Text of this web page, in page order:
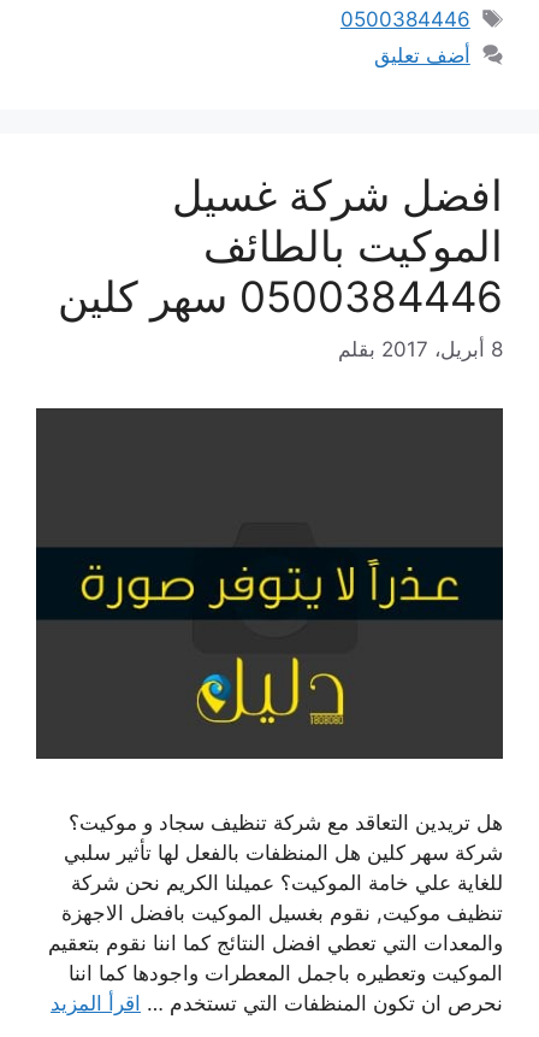
الوسوم
0500384446
أضف تعليق
افضل شركة غسيل
الموكيت بالطائف
0500384446 سهر كلين
8 أبريل، 2017 بقلم
هل تريدين التعاقد مع شركة تنظيف سجاد و موكيت؟
شركة سهر كلين هل المنظفات بالفعل لها تأثير سلبي
للغاية علي خامة الموكيت؟ عميلنا الكريم نحن شركة
تنظيف موكيت, نقوم بغسيل الموكيت بافضل الاجهزة
والمعدات التي تعطي افضل النتائج كما اننا نقوم بتعقيم
الموكيت وتعطيره باجمل المعطرات واجودها كما اننا
نحرص ان تكون المنظفات التي تستخدم … اقرأ المزيد